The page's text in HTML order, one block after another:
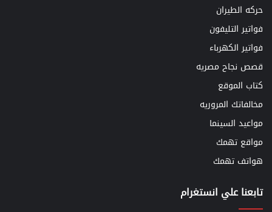
حركه الطيران
فواتير التليفون
فواتير الكهرباء
قصص نجاح مصريه
كتاب الموقع
مخالفاتك المروريه
مواعيد السينما
مواقع تهمك
هواتف تهمك
تابعنا علي انستغرام